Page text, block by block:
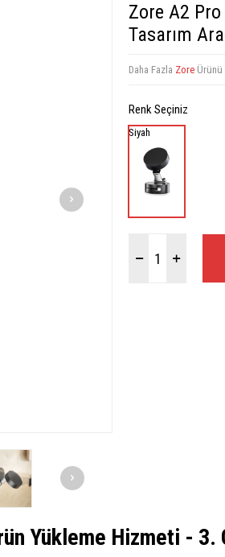
Zore A2
Tasarım
Daha Fazla Zore Ürünü
Renk Seçiniz
Siyah
Yükleme Hizmeti - 3.